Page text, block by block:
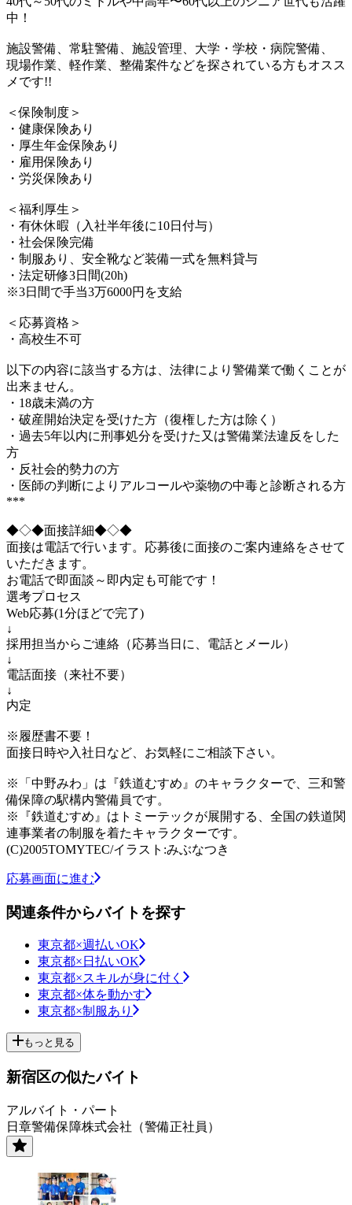
中！
施設警備、常駐警備、施設管理、大学・学校・病院警備、
現場作業、軽作業、整備案件などを探されている方もオスス
メです!!
＜保険制度＞
・健康保険あり
・厚生年金保険あり
・雇用保険あり
・労災保険あり
＜福利厚生＞
・有休休暇（入社半年後に10日付与）
・社会保険完備
・制服あり、安全靴など装備一式を無料貸与
・法定研修3日間(20h)
※3日間で手当3万6000円を支給
＜応募資格＞
・高校生不可
以下の内容に該当する方は、法律により警備業で働くことが
出来ません。
・18歳未満の方
・破産開始決定を受けた方（復権した方は除く）
・過去5年以内に刑事処分を受けた又は警備業法違反をした
方
・反社会的勢力の方
・医師の判断によりアルコールや薬物の中毒と診断される方
***
◆◇◆面接詳細◆◇◆
面接は電話で行います。応募後に面接のご案内連絡をさせて
いただきます。
お電話で即面談～即内定も可能です！
選考プロセス
Web応募(1分ほどで完了)
↓
採用担当からご連絡（応募当日に、電話とメール）
↓
電話面接（来社不要）
↓
内定
※履歴書不要！
面接日時や入社日など、お気軽にご相談下さい。
※「中野みわ」は『鉄道むすめ』のキャラクターで、三和警
備保障の駅構内警備員です。
※『鉄道むすめ』はトミーテックが展開する、全国の鉄道関
連事業者の制服を着たキャラクターです。
(C)2005TOMYTEC/イラスト:みぶなつき
応募画面に進む
関連条件からバイトを探す
東京都×週払いOK
東京都×日払いOK
東京都×スキルが身に付く
東京都×体を動かす
東京都×制服あり
もっと見る
新宿区の似たバイト
アルバイト・パート
日章警備保障株式会社（警備正社員）